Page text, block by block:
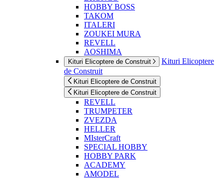
HOBBY BOSS
TAKOM
ITALERI
ZOUKEI MURA
REVELL
AOSHIMA
Kituri Elicoptere de Construit
Kituri Elicoptere
de Construit
Kituri Elicoptere de Construit
Kituri Elicoptere de Construit
REVELL
TRUMPETER
ZVEZDA
HELLER
MIsterCraft
SPECIAL HOBBY
HOBBY PARK
ACADEMY
AMODEL